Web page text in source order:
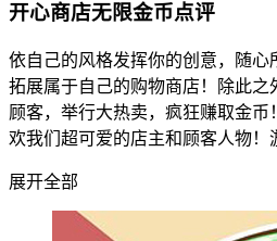
开心商店无限金币点评
依自己的风格发挥你的创意，随心
拓展属于自己的购物商店！除此之
顾客，举行大热卖，疯狂赚取金
欢我们超可爱的店主和顾客人物！
展开全部